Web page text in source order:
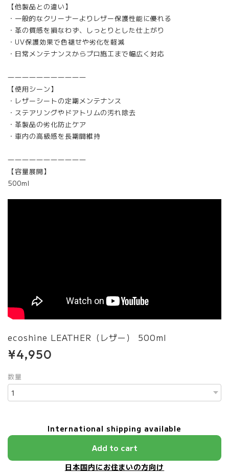
【他製品との違い】
・一般的なクリーナーよりレザー保護性能に優れる
・革の質感を損なわず、しっとりとした仕上がり
・UV保護効果で色褪せや劣化を軽減
・日常メンテナンスからプロ施工まで幅広く対応
―――――――――――
【使用シーン】
・レザーシートの定期メンテナンス
・ステアリングやドアトリムの汚れ除去
・革製品の劣化防止ケア
・車内の高級感を長期間維持
―――――――――――
【容量展開】
500ml
ecoshine LEATHER（レザー） 500ml
¥4,950
数量
International shipping available
Add to cart
日本国内にお住まいの方向け